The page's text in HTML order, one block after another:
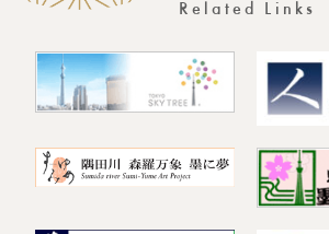
Related Links